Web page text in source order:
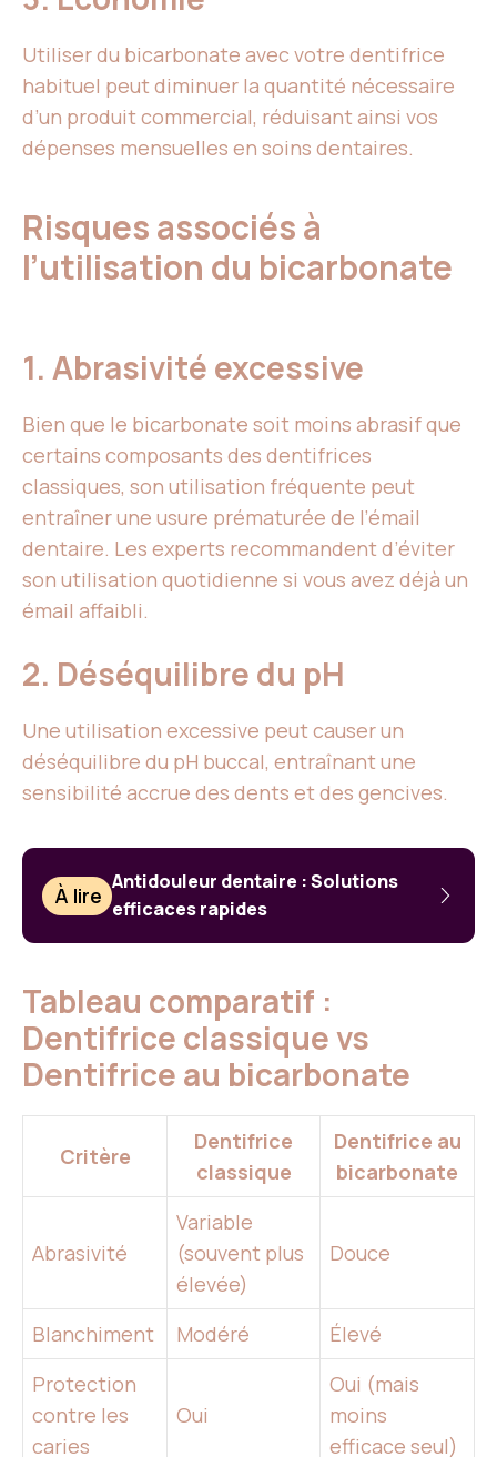
Utiliser du bicarbonate avec votre dentifrice
habituel peut diminuer la quantité nécessaire
d’un produit commercial, réduisant ainsi vos
dépenses mensuelles en soins dentaires.
Risques associés à
l’utilisation du bicarbonate
1. Abrasivité excessive
Bien que le bicarbonate soit moins abrasif que
certains composants des dentifrices
classiques, son utilisation fréquente peut
entraîner une usure prématurée de l’émail
dentaire. Les experts recommandent d’éviter
son utilisation quotidienne si vous avez déjà un
émail affaibli.
2. Déséquilibre du pH
Une utilisation excessive peut causer un
déséquilibre du pH buccal, entraînant une
sensibilité accrue des dents et des gencives.
À lire
Antidouleur dentaire : Solutions
efficaces rapides
Tableau comparatif :
Dentifrice classique vs
Dentifrice au bicarbonate
Critère
Dentifrice
classique
Dentifrice au
bicarbonate
Abrasivité
Variable
(souvent plus
élevée)
Douce
Blanchiment Modéré
Élevé
Protection
contre les
caries
Oui
Oui (mais
moins
efficace seul)